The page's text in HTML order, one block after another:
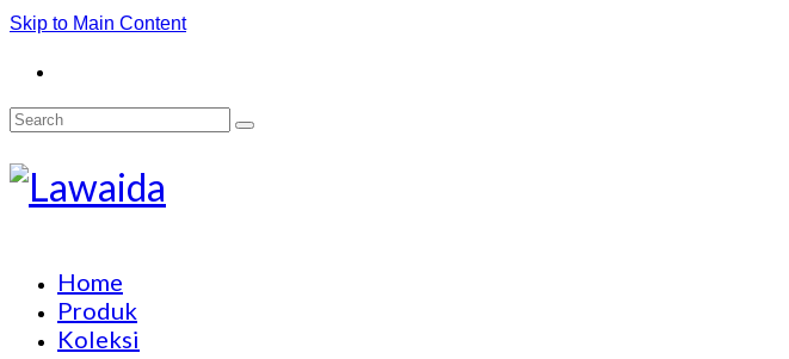
Skip to Main Content
Search
Home
Produk
Koleksi